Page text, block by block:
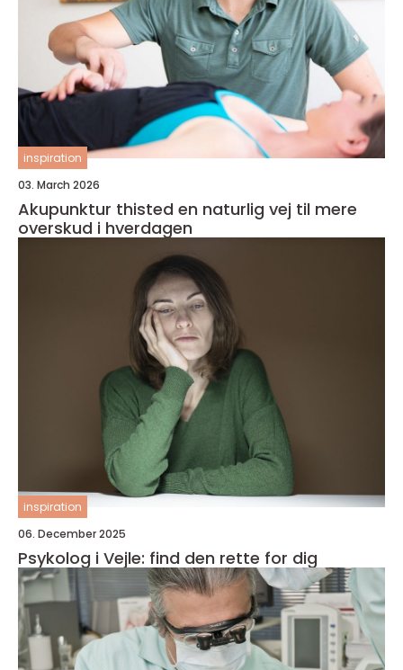
inspiration
03. March 2026
Akupunktur thisted en naturlig vej til mere
overskud i hverdagen
inspiration
06. December 2025
Psykolog i Vejle: find den rette for dig